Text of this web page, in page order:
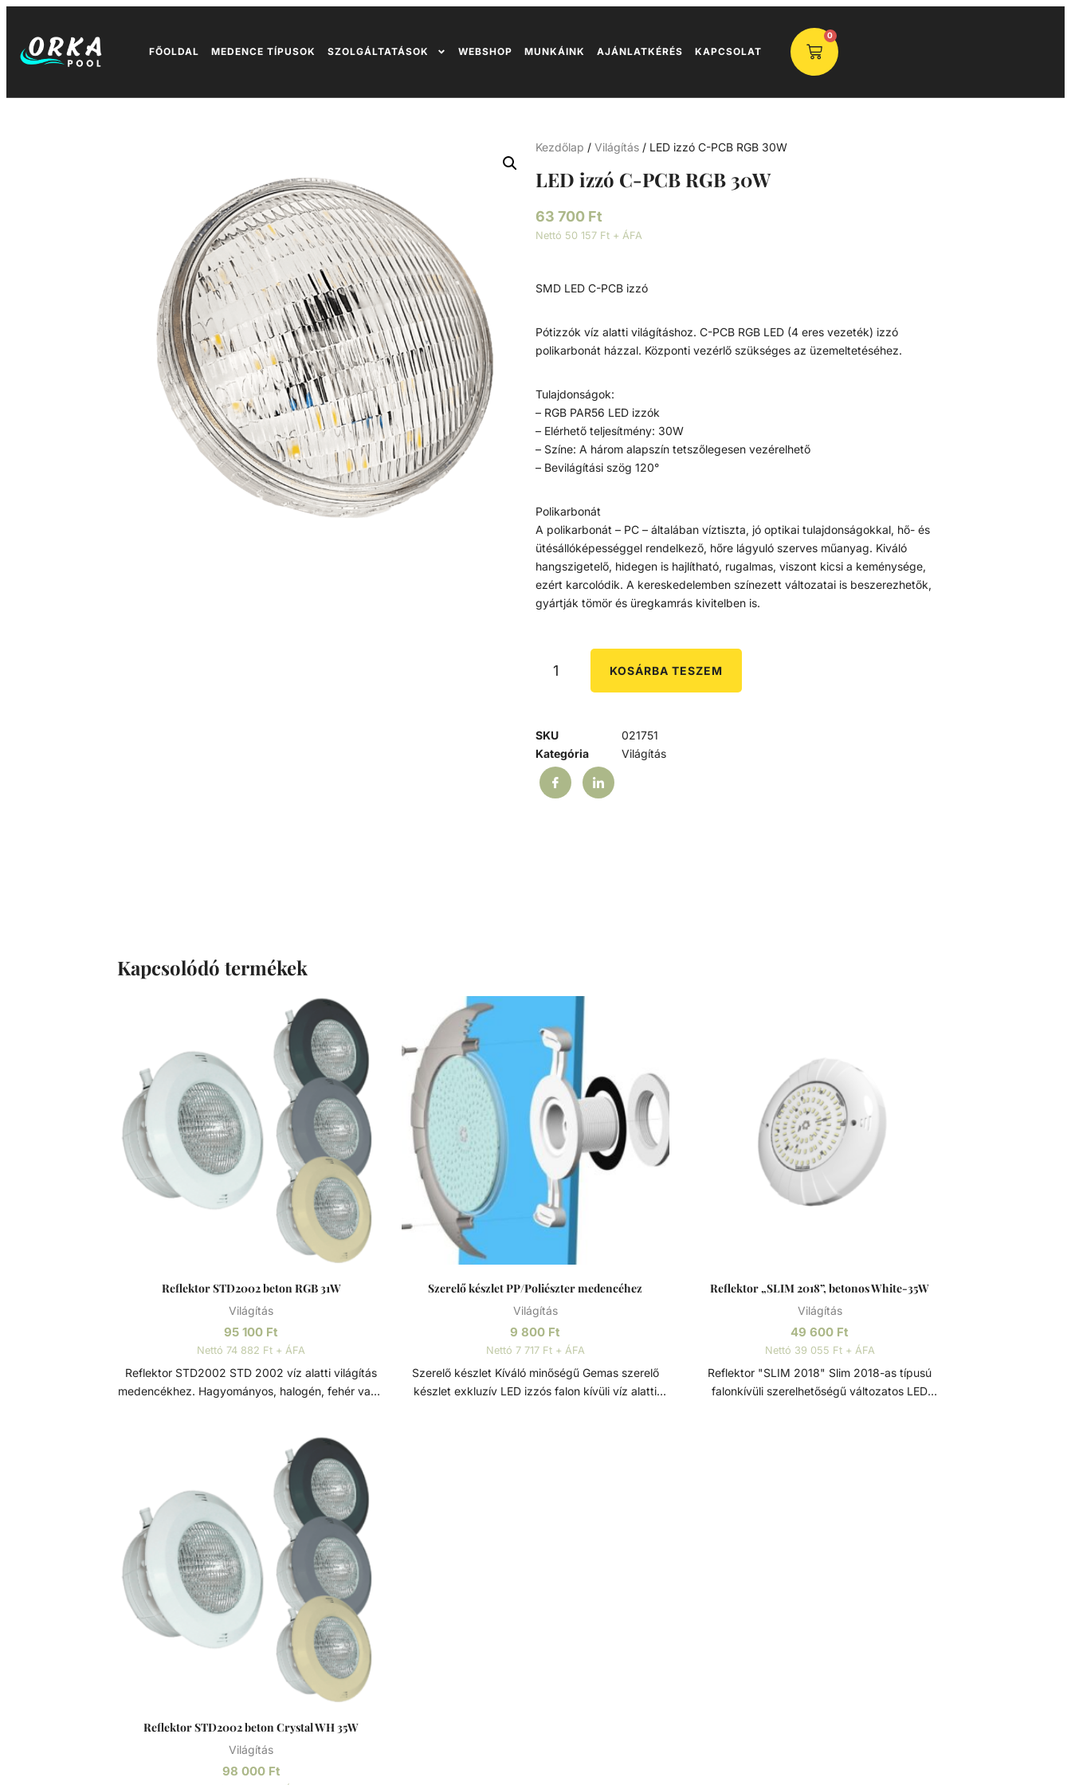
FŐOLDAL MEDENCE TÍPUSOK SZOLGÁLTATÁSOK WEBSHOP MUNKÁINK AJÁNLATKÉRÉS KAPCSOLAT
0
Kezdőlap / Világítás / LED izzó C-PCB RGB 30W
LED izzó C-PCB RGB 30W
63 700 Ft
Nettó 50 157 Ft + ÁFA
SMD LED C-PCB izzó
Pótizzók víz alatti világításhoz. C-PCB RGB LED (4 eres vezeték) izzó
polikarbonát házzal. Központi vezérlő szükséges az üzemeltetéséhez.
Tulajdonságok:
– RGB PAR56 LED izzók
– Elérhető teljesítmény: 30W
– Színe: A három alapszín tetszőlegesen vezérelhető
– Bevilágítási szög 120°
Polikarbonát
A polikarbonát – PC – általában víztiszta, jó optikai tulajdonságokkal, hő- és
ütésállóképességgel rendelkező, hőre lágyuló szerves műanyag. Kiváló
hangszigetelő, hidegen is hajlítható, rugalmas, viszont kicsi a keménysége,
ezért karcolódik. A kereskedelemben színezett változatai is beszerezhetők,
gyártják tömör és üregkamrás kivitelben is.
KOSÁRBA TESZEM
SKU
021751
Kategória
Világítás
Kapcsolódó termékek
Reflektor STD2002 beton RGB 31W
Világítás
95 100 Ft
Nettó 74 882 Ft + ÁFA
Reflektor STD2002 STD 2002 víz alatti világítás
medencékhez. Hagyományos, halogén, fehér vagy
mechanizmussal van ellátva. Opcionálisan
A rozsdamentes acél (más néven inox acél) egy
magasabb krómtartalmú acélötvözet, mely
ellenállóbb a rozsdával, foltosodással szemben, de
a nevével ellentétben képes a rozsdásodásra,
különösen alacsony oxigéntartalmú, magas
sótartalmú vagy nem szellőző körülmények között.
A króm-oxid passzív réteget képez, ami
megelőzi/lassítja a felület további rozsdásodását,
és megakadályozza annak az acél belső rétegeibe
történő haladását.
Szerelő készlet PP/Poliészter medencéhez
Világítás
9 800 Ft
Nettó 7 717 Ft + ÁFA
Szerelő készlet Kíváló minőségű Gemas szerelő
készlet exkluzív LED izzós falon kívüli víz alatti
Reflektor „SLIM 2018”, betonos White-35W
Világítás
49 600 Ft
Nettó 39 055 Ft + ÁFA
Reflektor "SLIM 2018" Slim 2018-as típusú
falonkívüli szerelhetőségű változatos LED
Reflektor STD2002 beton Crystal WH 35W
Világítás
98 000 Ft